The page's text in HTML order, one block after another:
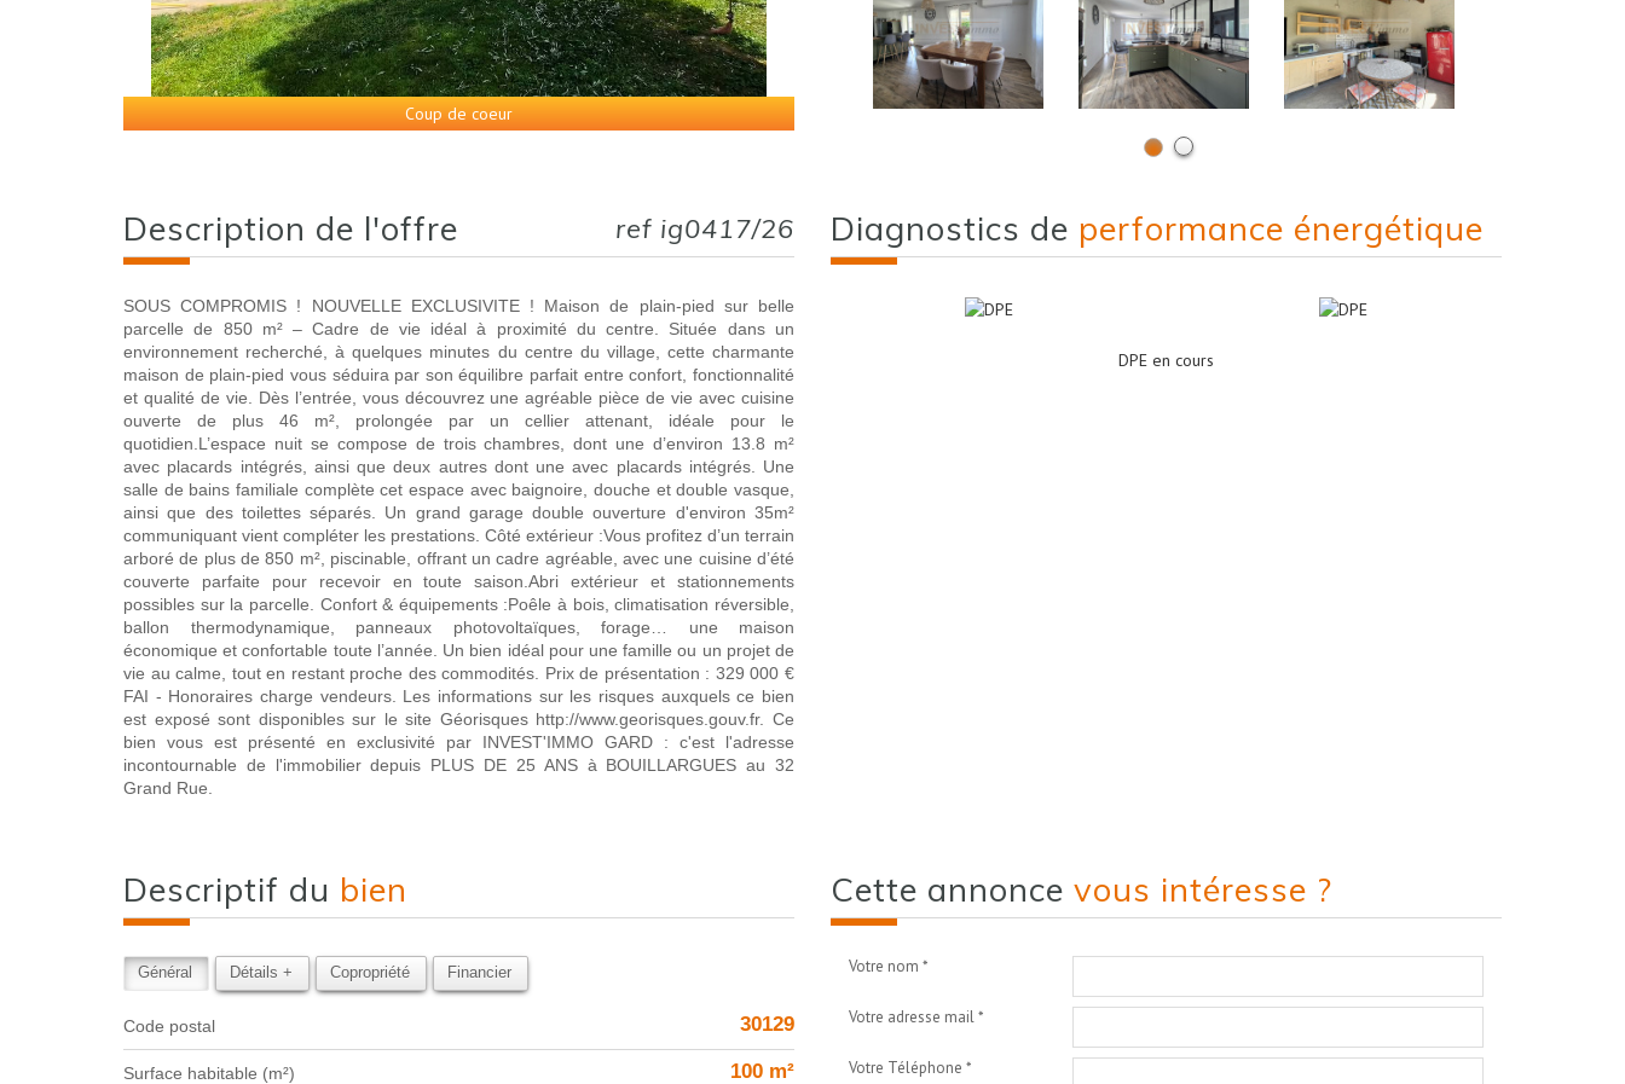
Coup de coeur
description de l'offre ref ig0417/26
SOUS COMPROMIS ! NOUVELLE EXCLUSIVITE ! Maison de plain-pied sur belle
parcelle de 850 m² – Cadre de vie idéal à proximité du centre. Située dans un
environnement recherché, à quelques minutes du centre du village, cette charmante
maison de plain-pied vous séduira par son équilibre parfait entre confort, fonctionnalité
et qualité de vie. Dès l’entrée, vous découvrez une agréable pièce de vie avec cuisine
ouverte de plus 46 m², prolongée par un cellier attenant, idéale pour le
quotidien.L’espace nuit se compose de trois chambres, dont une d’environ 13.8 m²
avec placards intégrés, ainsi que deux autres dont une avec placards intégrés. Une
salle de bains familiale complète cet espace avec baignoire, douche et double vasque,
ainsi que des toilettes séparés. Un grand garage double ouverture d'environ 35m²
communiquant vient compléter les prestations. Côté extérieur :Vous profitez d’un terrain
arboré de plus de 850 m², piscinable, offrant un cadre agréable, avec une cuisine d’été
couverte parfaite pour recevoir en toute saison.Abri extérieur et stationnements
possibles sur la parcelle. Confort & équipements :Poêle à bois, climatisation réversible,
ballon thermodynamique, panneaux photovoltaïques, forage… une maison
économique et confortable toute l’année. Un bien idéal pour une famille ou un projet de
vie au calme, tout en restant proche des commodités. Prix de présentation : 329 000 €
FAI - Honoraires charge vendeurs. Les informations sur les risques auxquels ce bien
est exposé sont disponibles sur le site Géorisques http://www.georisques.gouv.fr. Ce
bien vous est présenté en exclusivité par INVEST'IMMO GARD : c'est l'adresse
incontournable de l'immobilier depuis PLUS DE 25 ANS à BOUILLARGUES au 32
Grand Rue.
diagnostics de performance énergétique
DPE en cours
descriptif du bien
Général Détails + Copropriété Financier
Code postal 30129
Surface habitable (m²) 100 m²
cette annonce vous intéresse ?
Votre nom *
Votre adresse mail *
Votre Téléphone *